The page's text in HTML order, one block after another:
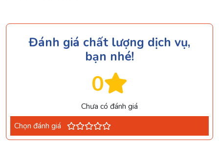
Đánh giá chất lượng dịch vụ,
bạn nhé!
0
Chưa có đánh giá
Chọn đánh giá